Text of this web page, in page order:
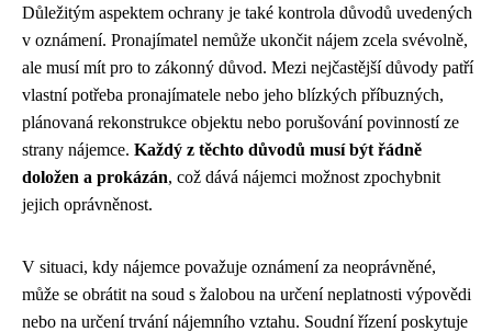
Důležitým aspektem ochrany je také kontrola důvodů uvedených
v oznámení. Pronajímatel nemůže ukončit nájem zcela svévolně,
ale musí mít pro to zákonný důvod. Mezi nejčastější důvody patří
vlastní potřeba pronajímatele nebo jeho blízkých příbuzných,
plánovaná rekonstrukce objektu nebo porušování povinností ze
strany nájemce. Každý z těchto důvodů musí být řádně
doložen a prokázán, což dává nájemci možnost zpochybnit
jejich oprávněnost.
V situaci, kdy nájemce považuje oznámení za neoprávněné,
může se obrátit na soud s žalobou na určení neplatnosti výpovědi
nebo na určení trvání nájemního vztahu. Soudní řízení poskytuje